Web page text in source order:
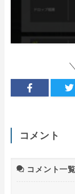
コメント
コメント一覧